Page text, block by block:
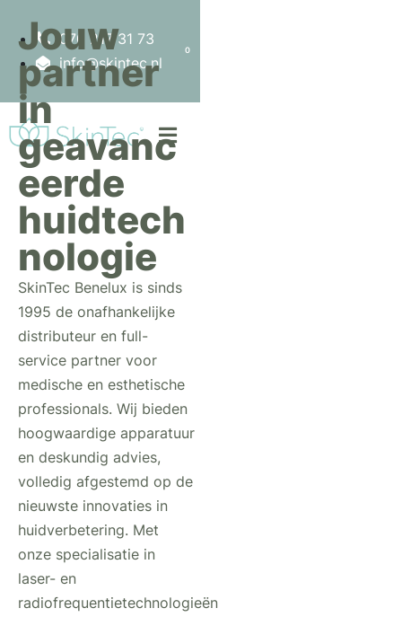
070 217 31 73
info@skintec.nl
0
Jouw
partner
in
geavanc
eerde
huidtech
nologie
SkinTec Benelux is sinds
1995 de onafhankelijke
distributeur en full-
service partner voor
medische en esthetische
professionals. Wij bieden
hoogwaardige apparatuur
en deskundig advies,
volledig afgestemd op de
nieuwste innovaties in
huidverbetering. Met
onze specialisatie in
laser- en
radiofrequentietechnologieën